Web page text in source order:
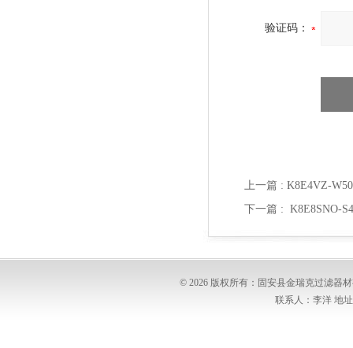
验证码：
上一篇 : K8E4VZ-
下一篇 : K8E8SNO-
© 2026 版权所有：固安县金瑞克过滤器
联系人：李洋 地